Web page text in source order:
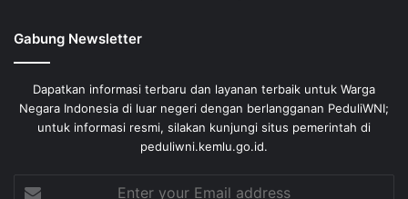
Gabung Newsletter
Dapatkan informasi terbaru dan layanan terbaik untuk Warga
Negara Indonesia di luar negeri dengan berlangganan PeduliWNI;
untuk informasi resmi, silakan kunjungi situs pemerintah di
peduliwni.kemlu.go.id.